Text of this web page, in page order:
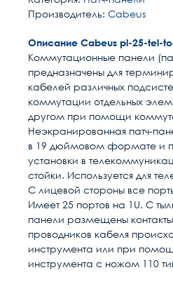
Производитель: Cabeus
Описание Cabeus pl-25-tel-
Коммутационные панели
предназначены для
кабелей различных
коммутации отдельных
другом при помощи
Неэкранированная патч-
в 19 дюймовом формате и
установки в
стойки. Используется для
С лицевой стороны все
Имеет 25 портов на 1U. С
панели размещены
проводников кабеля
инструмента или при
инструмента с ножом 110